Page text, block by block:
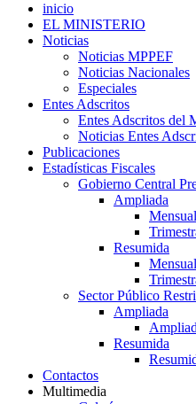
inicio
EL MINISTERIO
Noticias
Noticias MPPEF
Noticias Nacionales
Especiales
Entes Adscritos
Entes Adscritos del
Noticias Entes
Publicaciones
Estadísticas Fiscales
Gobierno Central
Ampliada
Mensual
Resumida
Mensual
Sector Público
Ampliada
Resumida
Contactos
Multimedia